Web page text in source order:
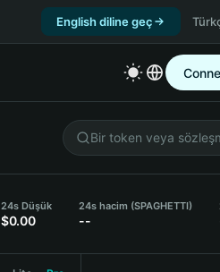
English diline geç
24s Düşük
$0.00
24s hacim (SPAGHETTI)
--